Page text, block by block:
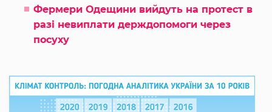
Фермери Одещини вийдуть на протест в
разі невиплати держдопомоги через
посуху